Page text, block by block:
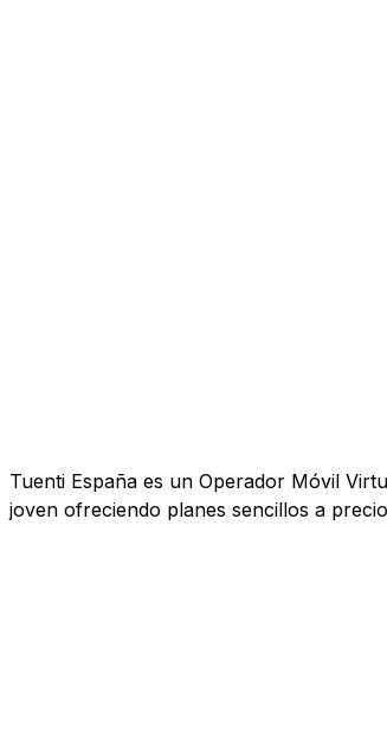
Tuenti España es un Operador Móvil
joven ofreciendo planes sencillos a